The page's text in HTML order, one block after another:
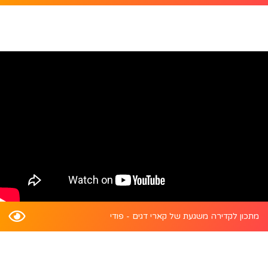
מתכון לקדירה משגעת של קארי דגים - פודי